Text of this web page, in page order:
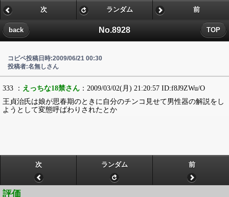
No.8928
back TOP
次 ランダム 前
コピペ投稿日時:2009/06/21 00:30
投稿者:名無しさん
333 ： えっちな18禁さん ：2009/03/02(月) 21:20:57 ID:f8J9ZWu/O
王貞治氏は娘が思春期のときに自分のチンコ見せて男性器の解説をし
ようとして変態呼ばわりされたとか
次 ランダム 前
評価